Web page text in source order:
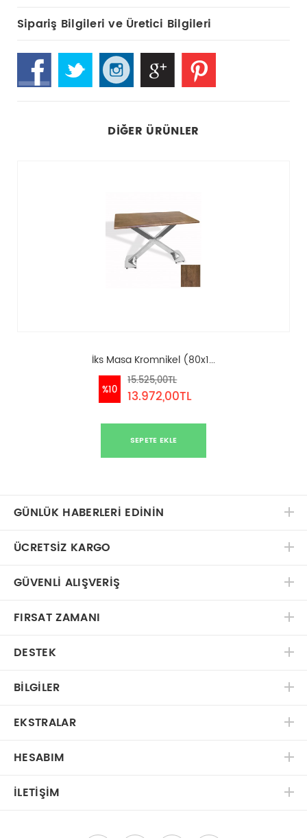
Sipariş Bilgileri ve Üretici Bilgileri
DIĞER ÜRÜNLER
İks Masa Kromnikel (80x1...
%10
15.525,00TL
13.972,00TL
SEPETE EKLE
GÜNLÜK HABERLERİ EDİNİN
ÜCRETSIZ KARGO
GÜVENLI ALIŞVERIŞ
FIRSAT ZAMANI
DESTEK
BILGILER
EKSTRALAR
HESABIM
İLETIŞIM